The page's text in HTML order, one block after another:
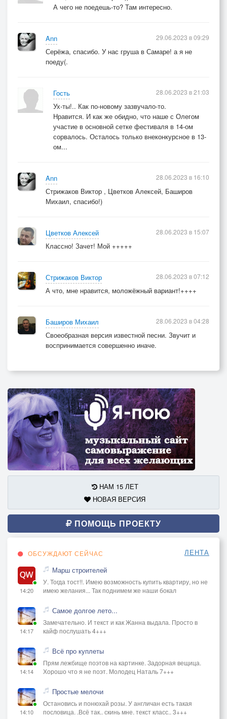
А чего не поедешь-то? Там интересно.
Ann
Серёжа, спасибо. У нас груша в Самаре! а я не
поеду(.
29.06.2023 в 09:29
Гость
Ух-ты!.. Как по-новому зазвучало-то.
Нравится. И как же обидно, что наше с Олегом
участие в основной сетке фестиваля в 14-ом
сорвалось. Осталось только внеконкурсное в 13-
ом...
28.06.2023 в 21:03
Ann
Стрижаков Виктор , Цветков Алексей, Баширов
Михаил, спасибо!)
28.06.2023 в 16:10
Цветков Алексей
Классно! Зачет! Мой +++++
28.06.2023 в 15:07
Стрижаков Виктор
А что, мне нравится, моложёжный вариант!++++
28.06.2023 в 07:12
Баширов Михаил
Своеобразная версия известной песни. Звучит и
воспринимается совершенно иначе.
28.06.2023 в 04:28
НАМ 15 ЛЕТ
НОВАЯ ВЕРСИЯ
ПОМОЩЬ ПРОЕКТУ
ОБСУЖДАЮТ СЕЙЧАС ЛЕНТА
14:20
Марш строителей
У. Тогда тост!!. Имею возможность купить квартиру, но не
имею желания... Так поднимем же наши бокал
14:17
Самое долгое лето...
Замечательно. И текст и как Жанна выдала. Просто в
кайф послушать 4+++
14:14
Всё про куплеты
Прям лежбище поэтов на картинке. Задорная вещица.
Хорошо что я не поэт. Молодец Наталь 7+++
14:10
Простые мелочи
Остановись и понюхай розы. У англичан есть такая
пословица. .Всё так.. скинь мне. текст класс.. 3+++